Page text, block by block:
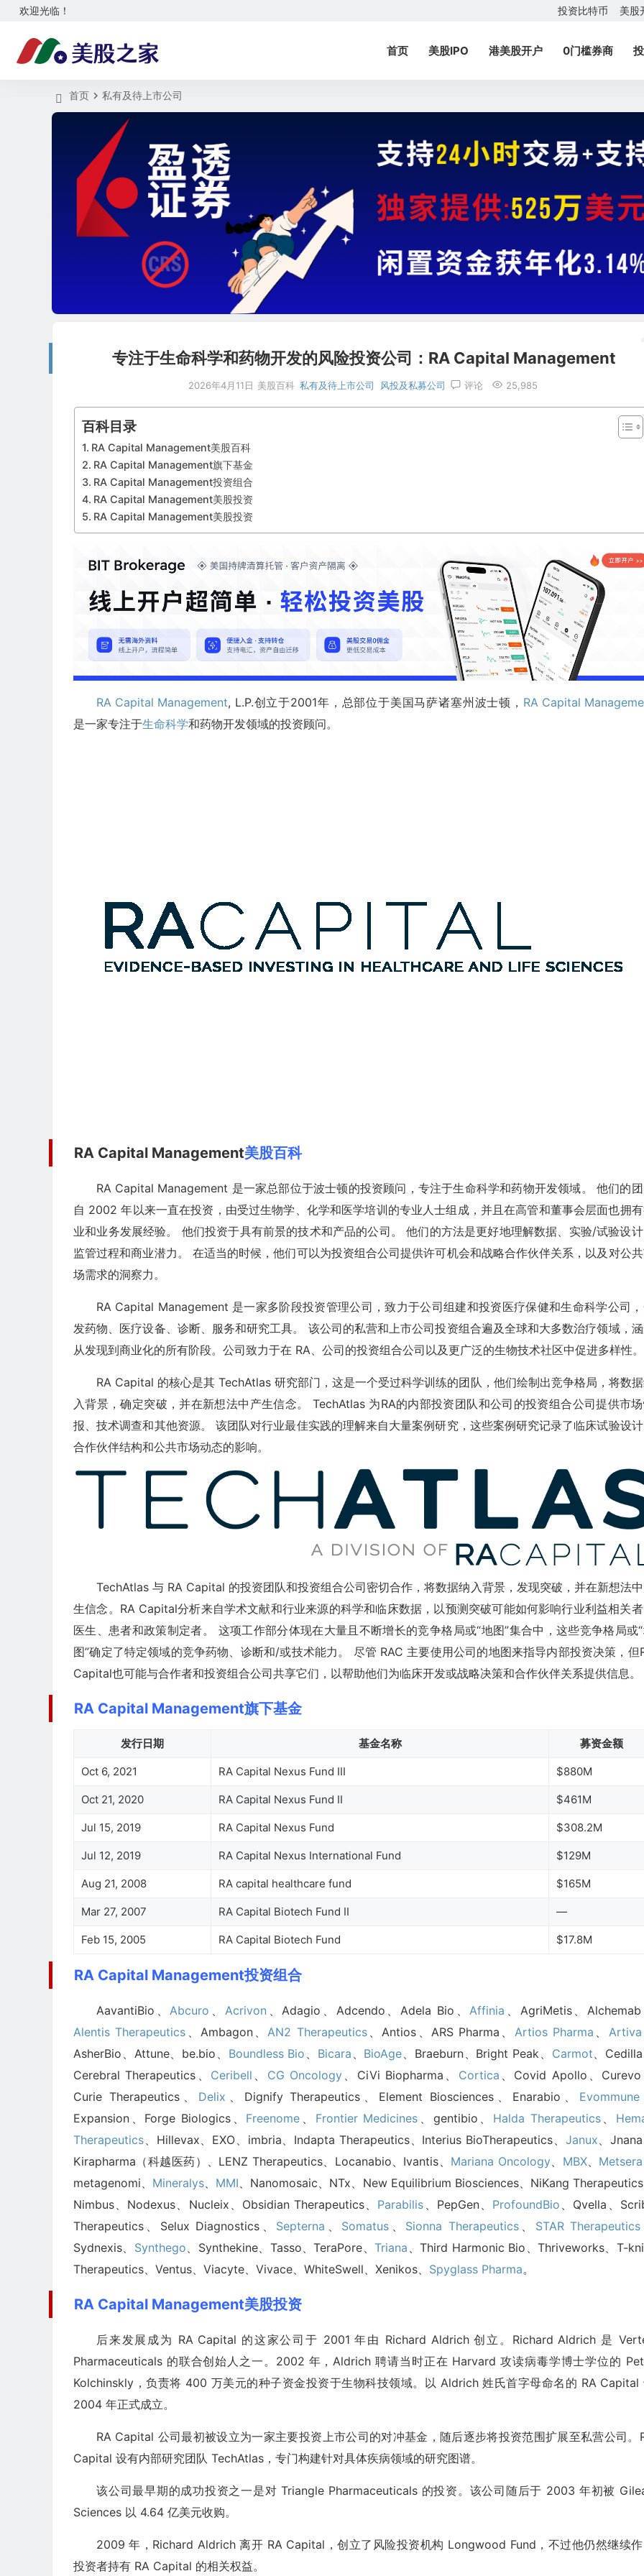
欢迎光临！ 投资比特币 美股
首页 美股IPO 港美股开户 0门槛券商
首页 私有及待上市公司
专注于生命科学和药物开发的风险投资公司：RA Capital Management
2026年4月11日 美股百科 私有及待上市公司 风投及私募公司 评论 25,985
百科目录
RA Capital Management美股百科
RA Capital Management旗下基金
RA Capital Management投资组合
RA Capital Management美股投资
RA Capital Management美股投资
RA Capital Management, L.P.创立于2001年，总部位于美国马萨诸塞州波士顿， RA Capital
是一家专注于生命科学和药物开发领域的投资顾问。
RA Capital Management美股百科
RA Capital Management 是一家总部位于波士顿的投资顾问，专注于生命科学和药物开发领域。 他们的
自 2002 年以来一直在投资，由受过生物学、化学和医学培训的专业人士组成，并且在高管和董事会层面也拥
业和业务发展经验。 他们投资于具有前景的技术和产品的公司。 他们的方法是更好地理解数据、实验/试验设
监管过程和商业潜力。 在适当的时候，他们可以为投资组合公司提供许可机会和战略合作伙伴关系，以及对公
场需求的洞察力。
RA Capital Management 是一家多阶段投资管理公司，致力于公司组建和投资医疗保健和生命科学公司
发药物、医疗设备、诊断、服务和研究工具。 该公司的私营和上市公司投资组合遍及全球和大多数治疗领域，
从发现到商业化的所有阶段。公司致力于在 RA、公司的投资组合公司以及更广泛的生物技术社区中促进多样性。
RA Capital 的核心是其 TechAtlas 研究部门，这是一个受过科学训练的团队，他们绘制出竞争格局，将数
入背景，确定突破，并在新想法中产生信念。 TechAtlas 为RA的内部投资团队和公司的投资组合公司提供市
报、技术调查和其他资源。 该团队对行业最佳实践的理解来自大量案例研究，这些案例研究记录了临床试验设
合作伙伴结构和公共市场动态的影响。
TechAtlas 与 RA Capital 的投资团队和投资组合公司密切合作，将数据纳入背景，发现突破，并在新想法
生信念。RA Capital分析来自学术文献和行业来源的科学和临床数据，以预测突破可能如何影响行业利益相关
医生、患者和政策制定者。 这项工作部分体现在大量且不断增长的竞争格局或“地图”集合中，这些竞争格局或
图”确定了特定领域的竞争药物、诊断和/或技术能力。 尽管 RAC 主要使用公司的地图来指导内部投资决策，但
Capital也可能与合作者和投资组合公司共享它们，以帮助他们为临床开发或战略决策和合作伙伴关系提供信息。
RA Capital Management旗下基金
发行日期 基金名称 募资金额
Oct 6, 2021 RA Capital Nexus Fund III $880M
Oct 21, 2020 RA Capital Nexus Fund II $461M
Jul 15, 2019 RA Capital Nexus Fund $308.2M
Jul 12, 2019 RA Capital Nexus International Fund $129M
Aug 21, 2008 RA capital healthcare fund $165M
Mar 27, 2007 RA Capital Biotech Fund II —
Feb 15, 2005 RA Capital Biotech Fund $17.8M
RA Capital Management投资组合
AavantiBio、 Abcuro Acrivon 、Adagio、Adcendo、Adela Bio、 Affinia 、AgriMetis、
Alentis Therapeutics 、Ambagon、 AN2 Therapeutics、Antios、ARS Pharma、 Artios Pharma Artiva
AsherBio、Attune、be.bio、 Boundless Bio Bicara BioAge 、Braeburn、Bright Peak、 Carmot 、
Cerebral Therapeutics、 Ceribell CG Oncology 、CiVi Biopharma、 Cortica 、Covid Apollo、
Curie Therapeutics、 Delix 、Dignify Therapeutics、Element Biosciences、Enarabio、 Evommune
Expansion、Forge Biologics、 Freenome Frontier Medicines 、gentibio、 Halda Therapeutics、
Therapeutics 、Hillevax、EXO、imbria、Indapta Therapeutics、Interius BioTherapeutics、 Janux 、
Kirapharma（科越医药）、LENZ Therapeutics、Locanabio、Ivantis、 Mariana Oncology、 MBX、 Metsera
metagenomi、 Mineralys MMI 、Nanomosaic、NTx、New Equilibrium Biosciences、NiKang
Nimbus、Nodexus、Nucleix、Obsidian Therapeutics、 Parabilis 、PepGen、 ProfoundBio 、Qvella、
Therapeutics、Selux Diagnostics、 Septerna Somatus Sionna Therapeutics、 STAR Therapeutics
Sydnexis、 Synthego 、Synthekine、Tasso、TeraPore、Triana 、Third Harmonic Bio、Thriveworks、T-
Therapeutics、Ventus、Viacyte、Vivace、WhiteSwell、Xenikos、 Spyglass Pharma。
RA Capital Management美股投资
后来发展成为 RA Capital 的这家公司于 2001 年由 Richard Aldrich 创立。Richard Aldrich 是
Pharmaceuticals 的联合创始人之一。2002 年，Aldrich 聘请当时正在 Harvard 攻读病毒学博士学位的
Kolchinskly，负责将 400 万美元的种子资金投资于生物科技领域。以 Aldrich 姓氏首字母命名的 RA Capital
2004 年正式成立。
RA Capital 公司最初被设立为一家主要投资上市公司的对冲基金，随后逐步将投资范围扩展至私营公司。
Capital 设有内部研究团队 TechAtlas，专门构建针对具体疾病领域的研究图谱。
该公司最早期的成功投资之一是对 Triangle Pharmaceuticals 的投资。该公司随后于 2003 年初被
Sciences 以 4.64 亿美元收购。
2009 年，Richard Aldrich 离开 RA Capital，创立了风险投资机构 Longwood Fund，不过他仍然继续
投资者持有 RA Capital 的相关权益。